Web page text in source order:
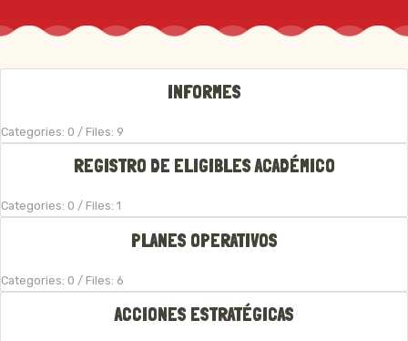
INFORMES
Categories: 0 / Files: 9
REGISTRO DE ELIGIBLES ACADÉMICO
Categories: 0 / Files: 1
PLANES OPERATIVOS
Categories: 0 / Files: 6
ACCIONES ESTRATÉGICAS